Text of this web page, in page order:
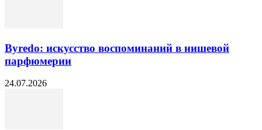
Byredo: искусство воспоминаний в нишевой
парфюмерии
24.07.2026